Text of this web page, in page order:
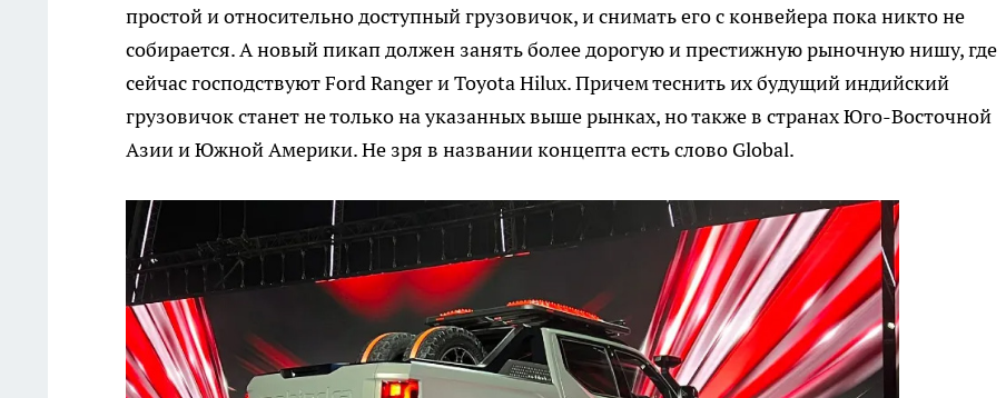
простой и относительно доступный грузовичок, и снимать его с конвейера пока никто не
собирается. А новый пикап должен занять более дорогую и престижную рыночную нишу, где
сейчас господствуют Ford Ranger и Toyota Hilux. Причем теснить их будущий индийский
грузовичок станет не только на указанных выше рынках, но также в странах Юго-Восточной
Азии и Южной Америки. Не зря в названии концепта есть слово Global.